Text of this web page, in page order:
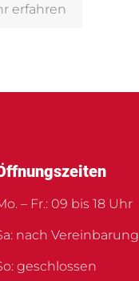
erfahren
– Fr.: 09 bis 18 Uhr
nach Vereinbarung
geschlossen